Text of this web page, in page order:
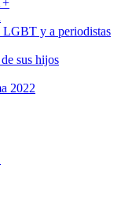
LGBT y a periodistas
sus hijos
2022